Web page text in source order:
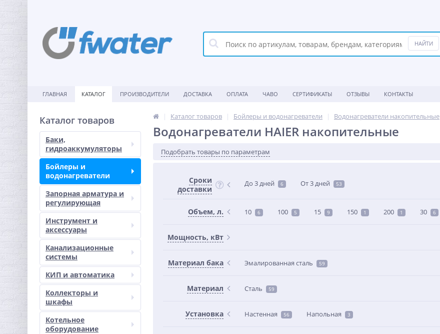
ГЛАВНАЯ КАТАЛОГ ПРОИЗВОДИТЕЛИ ДОСТАВКА ОПЛАТА ЧАВО СЕРТИФИКАТЫ ОТЗЫВЫ КОНТАКТЫ
Каталог товаров
Баки,
гидроаккумуляторы
Бойлеры и
водонагреватели
Запорная арматура и
регулирующая
Инструмент и
аксессуары
Канализационные
системы
КИП и автоматика
Коллекторы и
шкафы
Котельное
оборудование
Каталог товаров Бойлеры и водонагреватели Водонагреватели накопительные
Водонагреватели HAIER накопительные
Подобрать товары по параметрам
Сроки
доставки
До 3 дней 6 От 3 дней 53
Объем, л. 10 6 100 5 15 9 150 1 200 1 30 6
Мощность, кВт
Материал бака Эмалированная сталь 59
Материал Сталь 59
Установка Настенная 56 Напольная 3